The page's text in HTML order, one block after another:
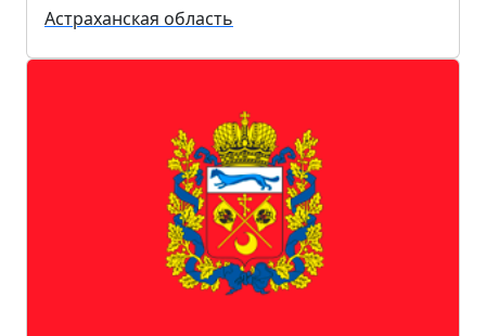
Астраханская область